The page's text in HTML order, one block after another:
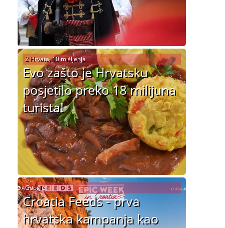
Evo zašto je Hrvatsku
posjetilo preko 18 milijuna
turista!
2 Hrvata, 10 mišljenja
Croatia Feeds - prva
hrvatska kampanja kao
Google